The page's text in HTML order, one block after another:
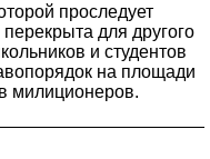
проследует
для другого
и студентов
на площади
милиционеров.